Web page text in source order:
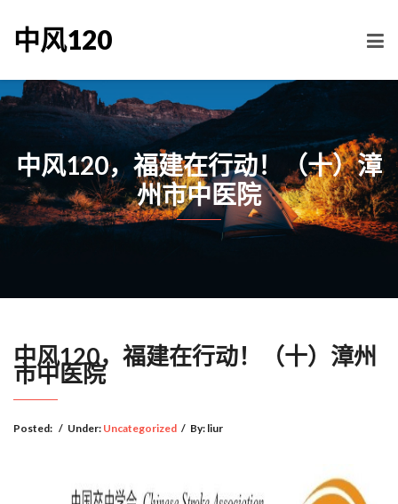
中风120
中风120，福建在行动！（十）漳
州市中医院
中风120，福建在行动！（十）漳州
市中医院
Posted: / Under: Uncategorized / By: liur